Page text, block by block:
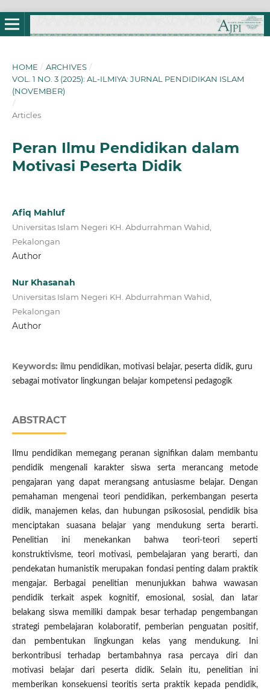
HOME / ARCHIVES /
VOL. 1 NO. 3 (2025): AL-ILMIYA: JURNAL PENDIDIKAN ISLAM
(NOVEMBER)
/
Articles
Peran Ilmu Pendidikan dalam
Motivasi Peserta Didik
Afiq Mahluf
Universitas Islam Negeri KH. Abdurrahman Wahid,
Pekalongan
Author
Nur Khasanah
Universitas Islam Negeri KH. Abdurrahman Wahid,
Pekalongan
Author
Keywords: ilmu pendidikan, motivasi belajar, peserta didik, guru
sebagai motivator lingkungan belajar kompetensi pedagogik
ABSTRACT
Ilmu pendidikan memegang peranan signifikan dalam membantu
pendidik mengenali karakter siswa serta merancang metode
pengajaran yang dapat merangsang antusiasme belajar. Dengan
pemahaman mengenai teori pendidikan, perkembangan peserta
didik, manajemen kelas, dan hubungan psikososial, pendidik bisa
menciptakan suasana belajar yang mendukung serta berarti.
Penelitian ini menekankan bahwa teori-teori seperti
konstruktivisme, teori motivasi, pembelajaran yang berarti, dan
pendekatan humanistik merupakan fondasi penting dalam praktik
mengajar. Berbagai penelitian menunjukkan bahwa wawasan
pendidik terkait aspek kognitif, emosional, sosial, dan latar
belakang siswa memiliki dampak besar terhadap pengembangan
strategi pembelajaran kolaboratif, pemberian penguatan positif,
dan pembentukan lingkungan kelas yang mendukung. Ini
berkontribusi terhadap bertambahnya rasa percaya diri dan
motivasi belajar dari peserta didik. Selain itu, penelitian ini
memberikan konsekuensi teoritis serta praktik kepada pendidik,